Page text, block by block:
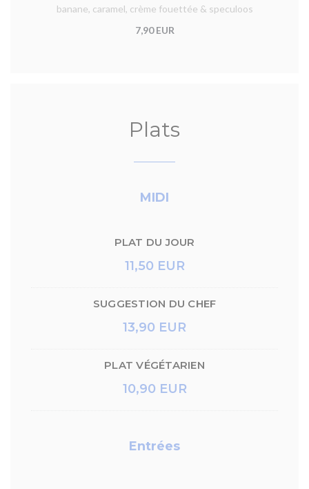
banane, caramel, crème fouettée & speculoos
7,90 EUR
Plats
MIDI
PLAT DU JOUR
11,50 EUR
SUGGESTION DU CHEF
13,90 EUR
PLAT VÉGÉTARIEN
10,90 EUR
Entrées